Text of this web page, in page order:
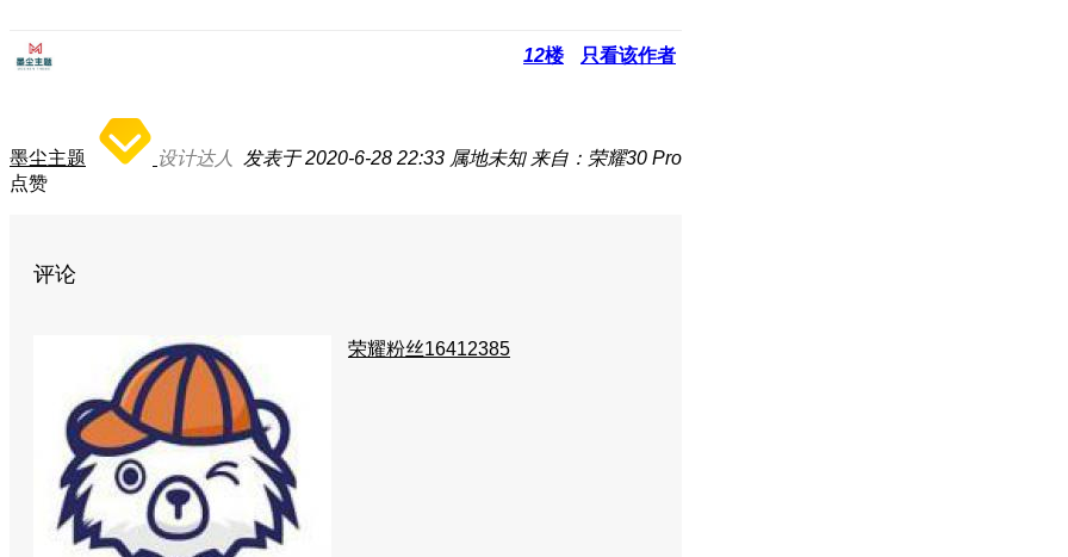
12楼 只看该作者
墨尘主题 设计达人 发表于 2020-6-28 22:33 属地未知 来自：荣耀30 Pro
点赞
评论
荣耀粉丝16412385